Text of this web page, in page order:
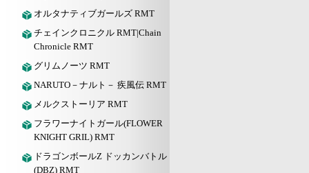
オルタナティブガールズ RMT
チェインクロニクル RMT|Chain
Chronicle RMT
グリムノーツ RMT
NARUTO－ナルト－ 疾風伝 RMT
メルクストーリア RMT
フラワーナイトガール(FLOWER
KNIGHT GRIL) RMT
ドラゴンボールZ ドッカンバトル
(DBZ) RMT